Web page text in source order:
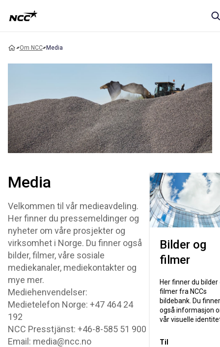
Om NCC Media
Media
Velkommen til vår medieavdeling.
Her finner du pressemeldinger og
nyheter om våre prosjekter og
virksomhet i Norge. Du finner også
bilder, filmer, våre sosiale
mediekanaler, mediekontakter og
mye mer.
Mediehenvendelser:
Medietelefon Norge: +47 464 24
192
NCC Presstjänst: +46-8-585 51 900
Email: media@ncc.no
Bilder og
filmer
Her finner du bilder
filmer fra NCCs
bildebank. Du finner
også informasjon
vår visuelle
Til